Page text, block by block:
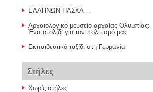
ΕΛΛΗΝΩΝ ΠΑΣΧΑ…
Αρχαιολογικό μουσείο αρχαίας Ολυμπίας:
Ένα στολίδι για τον πολιτισμό μας
Εκπαιδευτικό ταξίδι στη Γερμανία
Στήλες
Χωρίς στήλες